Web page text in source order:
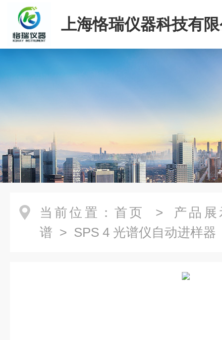
上海恪瑞仪器科技有
当前位置： 首页 > 产品展
谱 > SPS 4 光谱仪自动进样器